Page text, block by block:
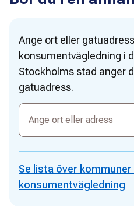
Ange ort eller
konsumentvägledning i
Stockholms stad anger
gatuadress.
Ange
eller
adress
Se lista över kommuner
konsumentvägledning